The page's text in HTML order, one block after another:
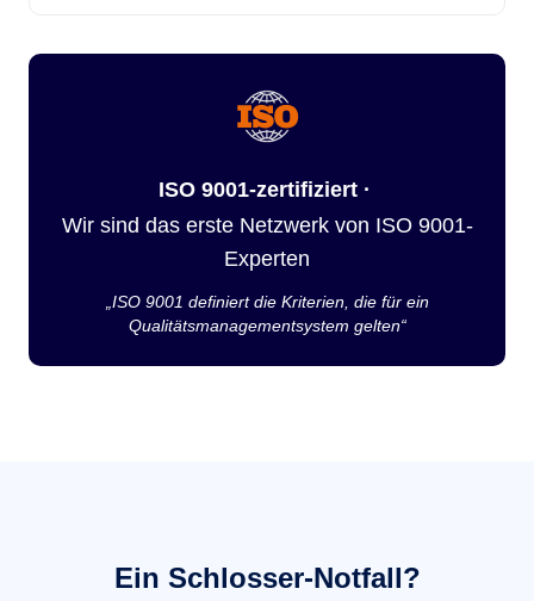
ISO 9001-zertifiziert ·
Wir sind das erste Netzwerk von ISO 9001-
Experten
„ISO 9001 definiert die Kriterien, die für ein
Qualitätsmanagementsystem gelten“
Ein Schlosser-Notfall?